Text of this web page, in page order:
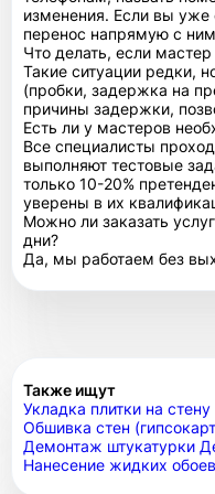
изменения. Если вы
перенос напрямую с
Что делать, если
Такие ситуации редки,
(пробки, задержка на
причины задержки,
Есть ли у мастеров
Все специалисты
выполняют тестовые
только 10-20%
уверены в их
Можно ли заказать
дни?
Да, мы работаем без
Также ищут
Укладка плитки на стену
Обшивка стен
Демонтаж штукатурки
Нанесение жидких обоев